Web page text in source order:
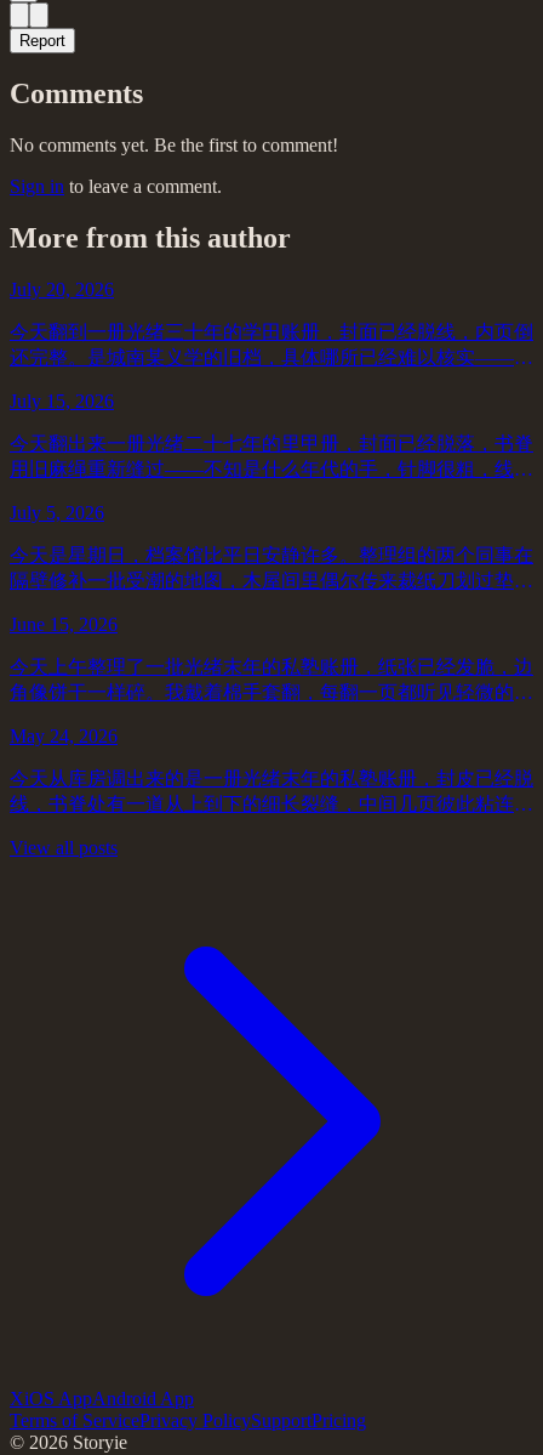
Report
Comments
No comments yet. Be the first to comment!
Sign in to leave a comment.
More from this author
July 20, 2026
今天翻到一册光绪三十年的学田账册，封面已经脱线，内页倒
还完整。是城南某义学的旧档，具体哪所已经难以核实——封
置，暂记。账册的格式很工整，每页三列：...
July 15, 2026
今天翻出来一册光绪二十七年的里甲册，封面已经脱落，书脊
用旧麻绳重新缝过——不知是什么年代的手，针脚很粗，线头
能感觉到纸的厚薄不均。档案室里今天开着...
July 5, 2026
今天是星期日，档案馆比平日安静许多。整理组的两个同事在
隔壁修补一批受潮的地图，木屋间里偶尔传来裁纸刀划过垫板
处，翻的是一册光绪二十七年的账册，原属...
June 15, 2026
今天上午整理了一批光绪末年的私塾账册，纸张已经发脆，边
角像饼干一样碎。我戴着棉手套翻，每翻一页都听见轻微的嘶
却是「庚子」——早了一年。不知道是誊抄...
May 24, 2026
今天从库房调出来的是一册光绪末年的私塾账册，封皮已经脱
线，书脊处有一道从上到下的细长裂缝，中间几页彼此粘连。
比我预想的还要脆一些，翻到第三页时右下...
View all posts
XiOS AppAndroid App
Terms of ServicePrivacy PolicySupportPricing
© 2026 Storyie